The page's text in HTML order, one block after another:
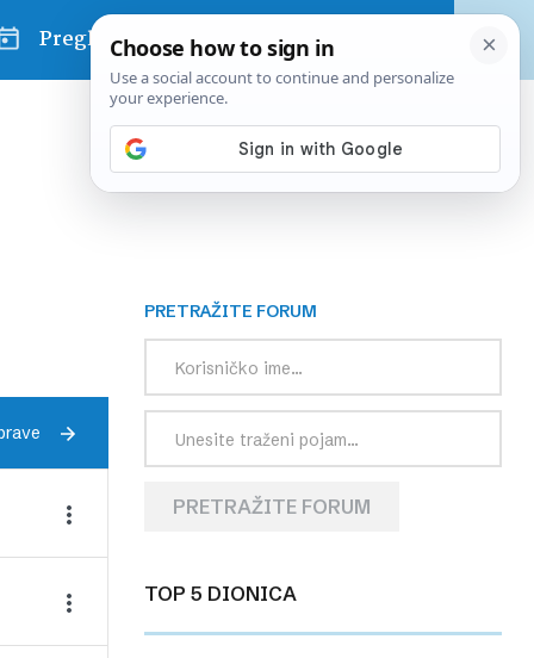
Pregled dana
PRETRAŽITE FORUM
PRETRAŽITE FORUM
TOP 5 DIONICA